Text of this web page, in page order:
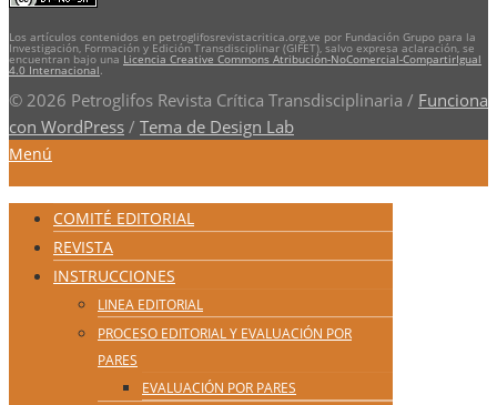
Los artículos contenidos en petroglifosrevistacritica.org.ve por Fundación Grupo para la
Investigación, Formación y Edición Transdisciplinar (GIFET), salvo expresa aclaración, se
encuentran bajo una Licencia Creative Commons Atribución-NoComercial-CompartirIgual
4.0 Internacional
© 2026 Petroglifos Revista Crítica Transdisciplinaria / Funciona
con WordPress / Tema de Design Lab
Menú
COMITÉ EDITORIAL
REVISTA
INSTRUCCIONES
LINEA EDITORIAL
PROCESO EDITORIAL Y EVALUACIÓN POR
PARES
EVALUACIÓN POR PARES